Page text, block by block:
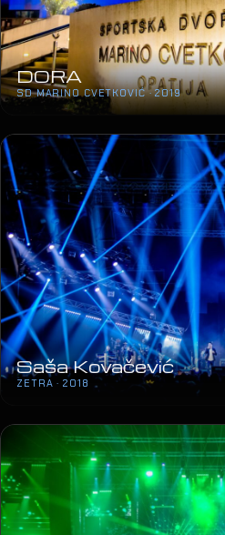
DORA
SD MARINO CVETKOVIĆ · 2019
Saša Kovačević
ZETRA · 2018